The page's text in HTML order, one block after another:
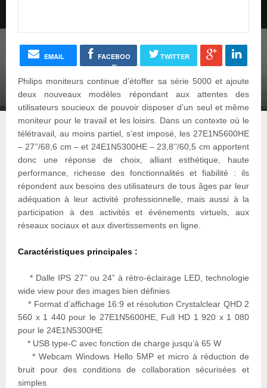
EMAIL
FACEBOO
K
TWITTER
Philips moniteurs continue d’étoffer sa série 5000 et ajoute
deux nouveaux modèles répondant aux attentes des
utilisateurs soucieux de pouvoir disposer d’un seul et même
moniteur pour le travail et les loisirs. Dans un contexte où le
télétravail, au moins partiel, s’est imposé, les 27E1N5600HE
– 27’’/68,6 cm – et 24E1N5300HE – 23,8’’/60,5 cm apportent
donc une réponse de choix, alliant esthétique, haute
performance, richesse des fonctionnalités et fiabilité : ils
répondent aux besoins des utilisateurs de tous âges par leur
adéquation à leur activité professionnelle, mais aussi à la
participation à des activités et événements virtuels, aux
réseaux sociaux et aux divertissements en ligne.
Caractéristiques principales :
* Dalle IPS 27’’ ou 24” à rétro-éclairage LED, technologie
wide view pour des images bien définies
* Format d’affichage 16:9 et résolution Crystalclear QHD 2
560 x 1 440 pour le 27E1N5600HE, Full HD 1 920 x 1 080
pour le 24E1N5300HE
* USB type-C avec fonction de charge jusqu’à 65 W
* Webcam Windows Hello 5MP et micro à réduction de
bruit pour des conditions de collaboration sécurisées et
simples